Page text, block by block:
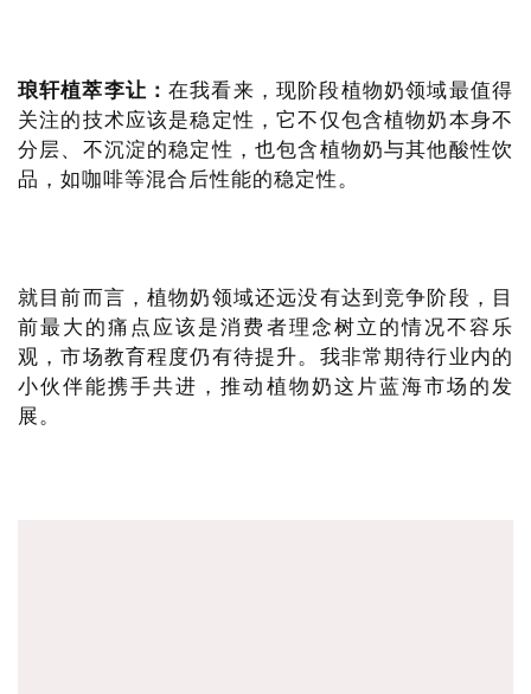
琅轩植萃李让： 在我看来，现阶段植物奶领域最值得
关注的技术应该是稳定性，它不仅包含植物奶本身不
分层、不沉淀的稳定性，也包含植物奶与其他酸性饮
品，如咖啡等混合后性能的稳定性。
就目前而言，植物奶领域还远没有达到竞争阶段，目
前最大的痛点应该是消费者理念树立的情况不容乐
观，市场教育程度仍有待提升。我非常期待行业内的
小伙伴能携手共进，推动植物奶这片蓝海市场的发
展。